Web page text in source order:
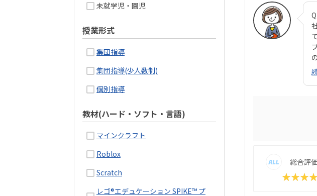
未就学児・園児
授業形式
集団指導
集団指導(少人数制)
個別指導
教材(ハード・ソフト・言語)
マインクラフト
Roblox
Scratch
レゴ®エデュケーション SPIKE™ プ
総合評価